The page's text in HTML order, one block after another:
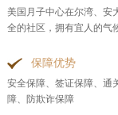
美国月子中心在尔湾、安
全的社区，拥有宜人的气
保障优势
安全保障、签证保障、通
障、防欺诈保障